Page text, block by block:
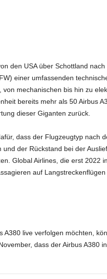
den USA über Schottland
einer umfassenden
mechanischen bis hin zu
bereits mehr als 50 Airbus
dieser Giganten zurück.
dass der Flugzeugtyp nach
der Rückstand bei der
Global Airlines, die erst 2022
auf
A380 live verfolgen möchten,
dass der Airbus A380